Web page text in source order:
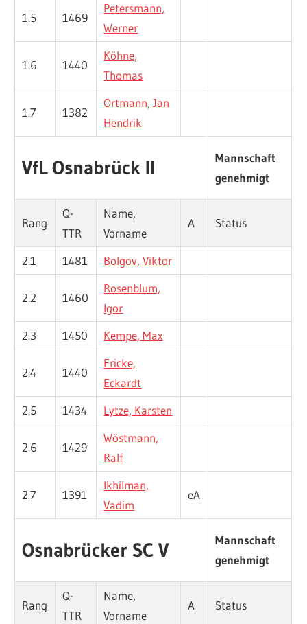
1.5 1469
Petersmann,
Werner
1.6 1440
Köhne,
Thomas
1.7 1382
Ortmann, Jan
Hendrik
VfL Osnabrück II
Mannschaft
genehmigt
Rang
Q-
TTR
Name,
Vorname
A Status
2.1 1481 Bolgov, Viktor
2.2 1460
Rosenblum,
Igor
2.3
1450 Kempe, Max
2.4 1440
Fricke,
Eckardt
2.5
1434 Lytze, Karsten
2.6 1429
Wöstmann,
Ralf
2.7 1391
Ikhilman,
Vadim
eA
Osnabrücker SC V
Mannschaft
genehmigt
Rang
Q-
TTR
Name,
Vorname
A Status